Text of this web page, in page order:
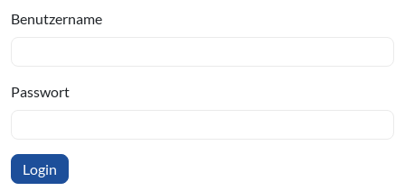
Benutzername
Passwort